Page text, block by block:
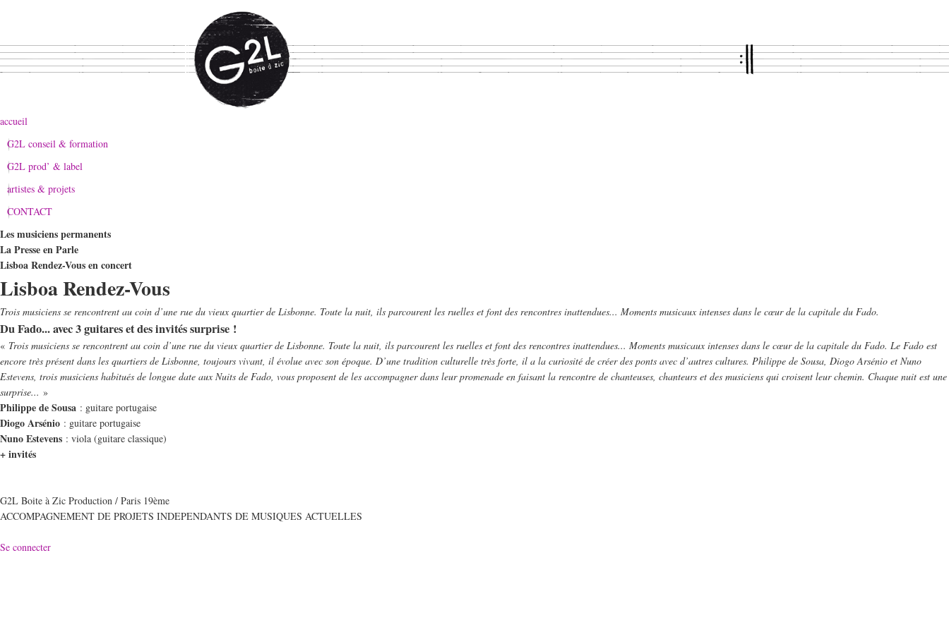
accueil
G2L conseil & formation
G2L prod’ & label
artistes & projets
CONTACT
Les musiciens permanents
La Presse en Parle
Lisboa Rendez-Vous en concert
Lisboa Rendez-Vous
Trois musiciens se rencontrent au coin d’une rue du vieux quartier de Lisbonne. Toute la nuit, ils parcourent les ruelles et font des rencontres inattendues... Moments musicaux intenses dans le cœur de la capitale du Fado.
Du Fado... avec 3 guitares et des invités surprise !
« Trois musiciens se rencontrent au coin d’une rue du vieux quartier de Lisbonne. Toute la nuit, ils parcourent les ruelles et font des rencontres inattendues... Moments musicaux intenses dans le cœur de la capitale du Fado. Le Fado est
encore très présent dans les quartiers de Lisbonne, toujours vivant, il évolue avec son époque. D’une tradition culturelle très forte, il a la curiosité de créer des ponts avec d’autres cultures. Philippe de Sousa, Diogo Arsénio et Nuno
Estevens, trois musiciens habitués de longue date aux Nuits de Fado, vous proposent de les accompagner dans leur promenade en faisant la rencontre de chanteuses, chanteurs et des musiciens qui croisent leur chemin. Chaque nuit est une
surprise... »
Philippe de Sousa : guitare portugaise
Diogo Arsénio : guitare portugaise
Nuno Estevens : viola (guitare classique)
+ invités
G2L Boite à Zic Production / Paris 19ème
ACCOMPAGNEMENT DE PROJETS INDEPENDANTS DE MUSIQUES ACTUELLES
Se connecter